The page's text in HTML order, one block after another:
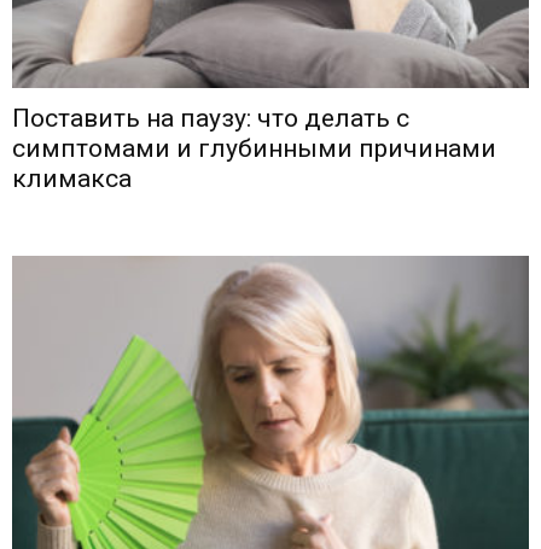
Поставить на паузу: что делать с
симптомами и глубинными причинами
климакса